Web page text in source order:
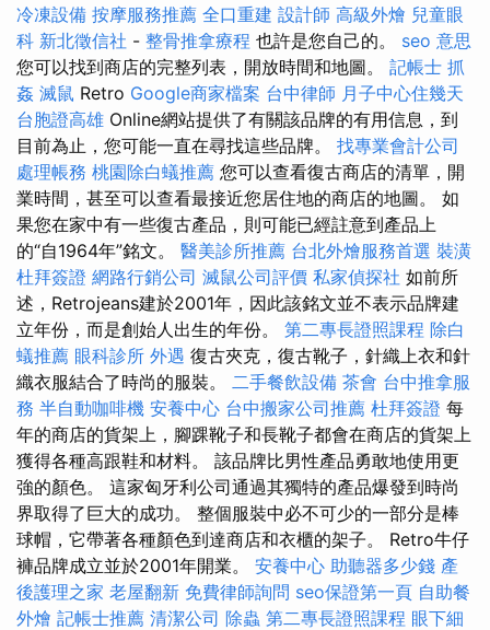
冷凍設備 按摩服務推薦 全口重建 設計師 高級外燴 兒童眼
科 新北徵信社 - 整骨推拿療程 也許是您自己的。 seo 意思
您可以找到商店的完整列表，開放時間和地圖。 記帳士 抓
姦 滅鼠 Retro Google商家檔案 台中律師 月子中心住幾天
台胞證高雄 Online網站提供了有關該品牌的有用信息，到
目前為止，您可能一直在尋找這些品牌。 找專業會計公司
處理帳務 桃園除白蟻推薦 您可以查看復古商店的清單，開
業時間，甚至可以查看最接近您居住地的商店的地圖。 如
果您在家中有一些復古產品，則可能已經註意到產品上
的“自1964年”銘文。 醫美診所推薦 台北外燴服務首選 裝潢
杜拜簽證 網路行銷公司 滅鼠公司評價 私家偵探社 如前所
述，Retrojeans建於2001年，因此該銘文並不表示品牌建
立年份，而是創始人出生的年份。 第二專長證照課程 除白
蟻推薦 眼科診所 外遇 復古夾克，復古靴子，針織上衣和針
織衣服結合了時尚的服裝。 二手餐飲設備 茶會 台中推拿服
務 半自動咖啡機 安養中心 台中搬家公司推薦 杜拜簽證 每
年的商店的貨架上，腳踝靴子和長靴子都會在商店的貨架上
獲得各種高跟鞋和材料。 該品牌比男性產品勇敢地使用更
強的顏色。 這家匈牙利公司通過其獨特的產品爆發到時尚
界取得了巨大的成功。 整個服裝中必不可少的一部分是棒
球帽，它帶著各種顏色到達商店和衣櫃的架子。 Retro牛仔
褲品牌成立並於2001年開業。 安養中心 助聽器多少錢 產
後護理之家 老屋翻新 免費律師詢問 seo保證第一頁 自助餐
外燴 記帳士推薦 清潔公司 除蟲 第二專長證照課程 眼下細